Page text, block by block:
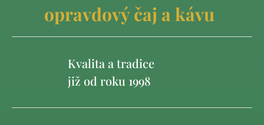
opravdový čaj a kávu
Kvalita a tradice
již od roku 1998